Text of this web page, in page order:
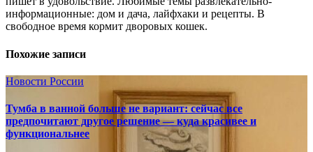
информационные: дом и дача, лайфхаки и рецепты. В
свободное время кормит дворовых кошек.
Похожие записи
Новости России
Тумба в ванной больше не вариант: сейчас все
предпочитают другое решение — куда красивее и
функциональнее